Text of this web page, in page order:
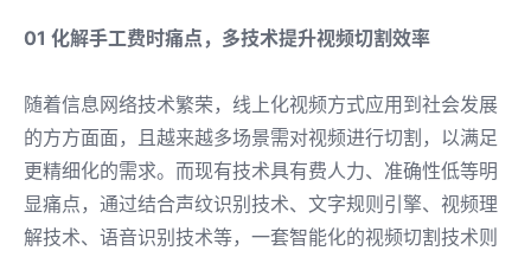
01 化解手工费时痛点，多技术提升视频切割效率
随着信息网络技术繁荣，线上化视频方式应用到社会发展
的方方面面，且越来越多场景需对视频进行切割，以满足
更精细化的需求。而现有技术具有费人力、准确性低等明
显痛点，通过结合声纹识别技术、文字规则引擎、视频理
解技术、语音识别技术等，一套智能化的视频切割技术则